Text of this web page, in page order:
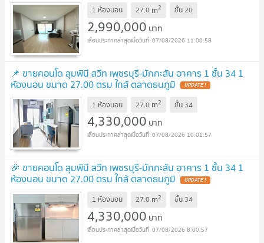
1 ห้องนอน 27.0 m2 ชั้น20
2,990,000 บาท
07/08/2026 11:00:58
📌 ขายคอนโด ลุมพินี สวีท เพชรบุรี-มักกะสัน อาคาร 1 ชั้น 34 1
ห้องนอน ขนาด 27.00 ตรม ใกล้ ตลาดธนภูมิ
1 ห้องนอน 27.0 m2 ชั้น 34
4,330,000 บาท
07/08/2026 10:01:57
🎉 ขายคอนโด ลุมพินี สวีท เพชรบุรี-มักกะสัน อาคาร 1 ชั้น 34 1
ห้องนอน ขนาด 27.00 ตรม ใกล้ ตลาดธนภูมิ
1 ห้องนอน 27.0 m2 ชั้น 34
4,330,000 บาท
07/08/2026 8:00:57